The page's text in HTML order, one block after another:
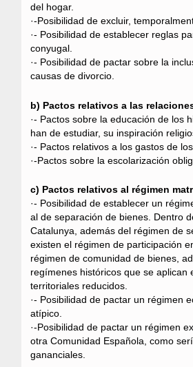
del hogar.
·-Posibilidad de excluir,
·- Posibilidad de establecer reglas
conyugal.
·- Posibilidad de pactar sobre la
causas de divorcio.
b) Pactos relativos a las
·- Pactos sobre la educación de los
han de estudiar, su inspiración
·- Pactos relativos a los gastos de
·-Pactos sobre la escolarización
c) Pactos relativos al régimen
·- Posibilidad de establecer un
al de separación de bienes. Dentro
Catalunya, además del régimen de
existen el régimen de participación
régimen de comunidad de bienes,
regímenes históricos que se aplican
territoriales reducidos.
·- Posibilidad de pactar un régimen
atípico.
·-Posibilidad de pactar un régimen
otra Comunidad Española, como
gananciales.